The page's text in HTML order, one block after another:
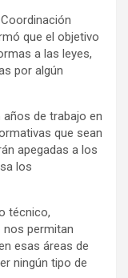
que el objetivo
a las leyes,
por algún
años de trabajo en
que sean
apegadas a los
los
técnico,
permitan
esas áreas de
ningún tipo de